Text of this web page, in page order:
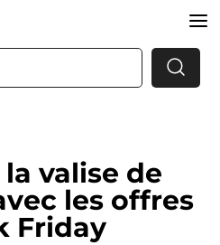
a
valise de
les offres
Friday